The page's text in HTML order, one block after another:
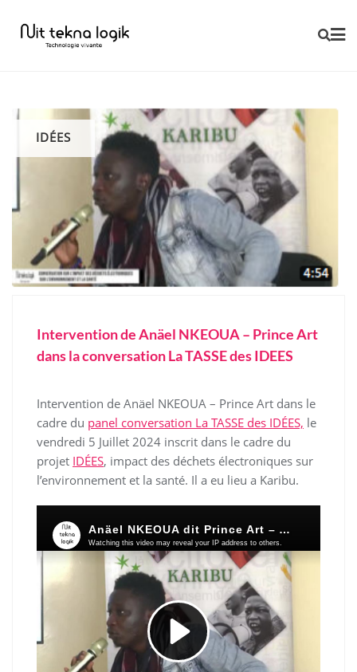
IDÉES
Intervention de Anäel NKEOUA – Prince Art
dans la conversation La TASSE des IDEES
Intervention de Anäel NKEOUA – Prince Art dans le
cadre du panel conversation La TASSE des IDÉES, le
vendredi 5 Juillet 2024 inscrit dans le cadre du
projet IDÉES, impact des déchets électroniques sur
l’environnement et la santé. Il a eu lieu a Karibu.